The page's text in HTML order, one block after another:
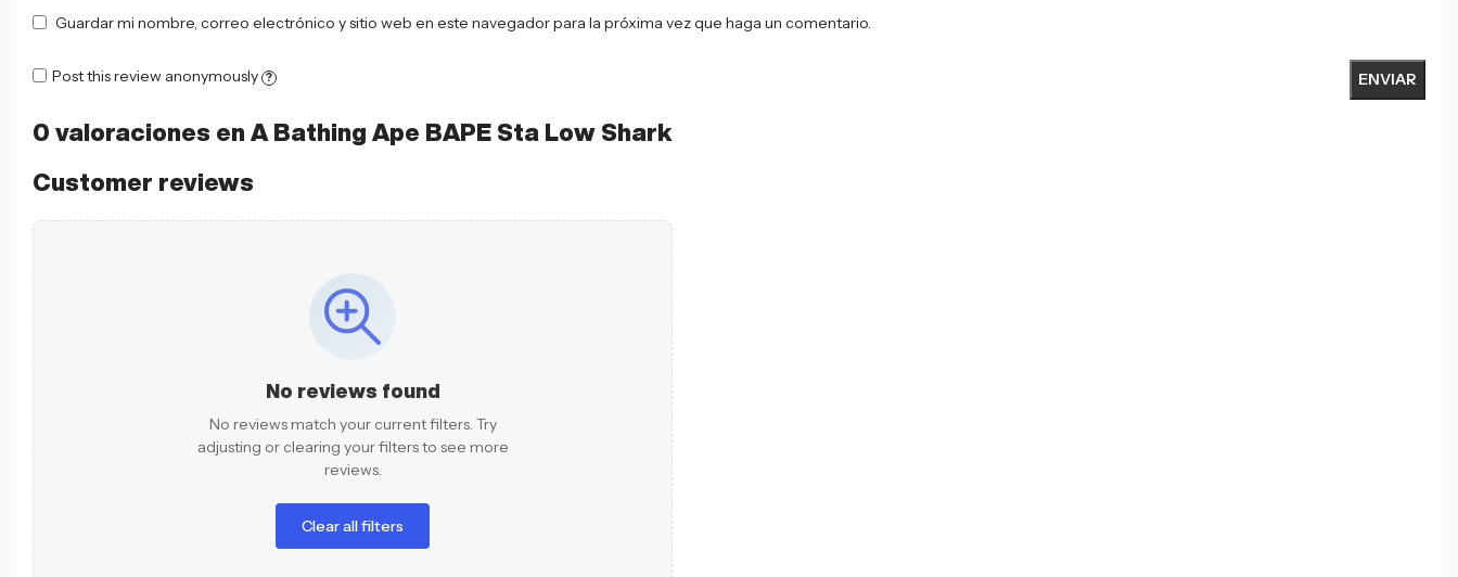
0 valoraciones en A Bathing Ape BAPE Sta Low Shark
Customer reviews
No reviews found
No reviews match your current filters. Try
adjusting or clearing your filters to see more
reviews.
Clear all filters
Guardar mi nombre, correo electrónico y sitio web en este navegador para la próxima vez que haga un comentario.
Post this review anonymously ?